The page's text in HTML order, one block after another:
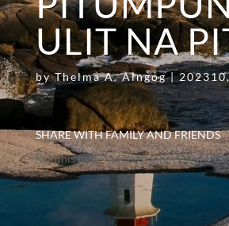
ULIT NA
byThelma A. Alngog|202310
SHARE WITH FAMILY AND FRIENDS
[addthis